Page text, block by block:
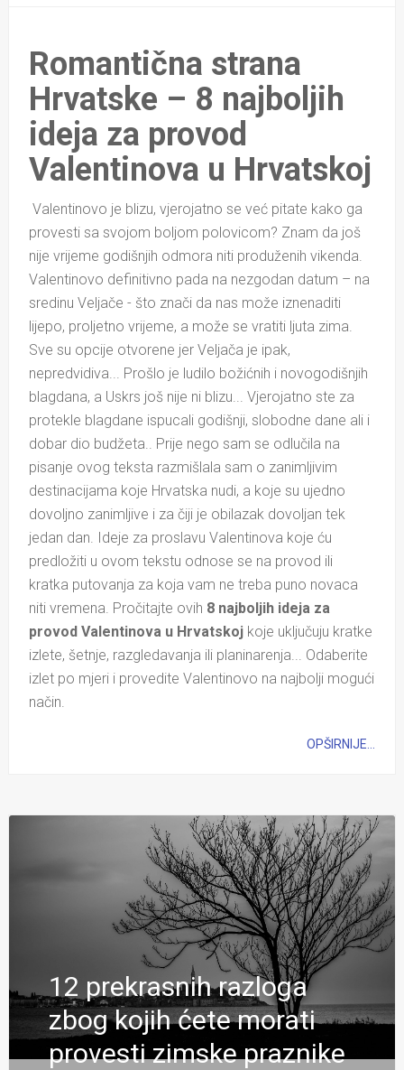
Romantična strana
Hrvatske – 8 najboljih
ideja za provod
Valentinova u Hrvatskoj
Valentinovo je blizu, vjerojatno se već pitate kako ga
provesti sa svojom boljom polovicom? Znam da još
nije vrijeme godišnjih odmora niti produženih vikenda.
Valentinovo definitivno pada na nezgodan datum – na
sredinu Veljače - što znači da nas može iznenaditi
lijepo, proljetno vrijeme, a može se vratiti ljuta zima.
Sve su opcije otvorene jer Veljača je ipak,
nepredvidiva... Prošlo je ludilo božićnih i novogodišnjih
blagdana, a Uskrs još nije ni blizu... Vjerojatno ste za
protekle blagdane ispucali godišnji, slobodne dane ali i
dobar dio budžeta.. Prije nego sam se odlučila na
pisanje ovog teksta razmišlala sam o zanimljivim
destinacijama koje Hrvatska nudi, a koje su ujedno
dovoljno zanimljive i za čiji je obilazak dovoljan tek
jedan dan. Ideje za proslavu Valentinova koje ću
predložiti u ovom tekstu odnose se na provod ili
kratka putovanja za koja vam ne treba puno novaca
niti vremena. Pročitajte ovih 8 najboljih ideja za
provod Valentinova u Hrvatskoj koje uključuju kratke
izlete, šetnje, razgledavanja ili planinarenja... Odaberite
izlet po mjeri i provedite Valentinovo na najbolji mogući
način.
OPŠIRNIJE...
12 prekrasnih razloga
zbog kojih ćete morati
provesti zimske praznike